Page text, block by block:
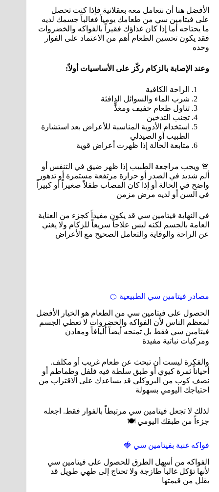
الأفضل هنا أن نتعامل معه بعقلانية فإذا كنت تحصل
على فيتامين سي من طعامك يومياً فغالباً جسمك لديه
ما يحتاجه أما إذا كان غذاؤك فقيراً بالفواكه والخضروات
فقد يكون تحسين الطعام أهم من الاعتماد على الفوار
وحده
وعند الإصابة بالزكام ركّز على الأساسيات أولاً:
الراحة الكافية
شرب الماء والسوائل الدافئة
تناول طعام خفيف ومغذٍّ
تجنب التدخين
استخدام الأدوية المناسبة للأعراض بعد استشارة
الطبيب أو الصيدلي
متابعة الحالة إذا ظهرت أعراض قوية
🚨 ويجب مراجعة الطبيب إذا ظهر ضيق في التنفس أو
ألم شديد في الصدر أو حرارة مرتفعة مستمرة أو تدهور
واضح في الحالة أو إذا كان المصاب طفلاً صغيراً أو كبيراً
في السن أو لديه مرض مزمن
في النهاية فيتامين سي قد يكون مفيداً كجزء من العناية
العامة بالجسم لكنه ليس علاجاً سريعاً للزكام ولا يغني
عن الراحة والوقاية والتعامل الصحيح مع الأعراض
مصادر فيتامين سي الطبيعية 🍊
الحصول على فيتامين سي من الطعام هو الخيار الأفضل
لمعظم الناس لأن الفواكه والخضروات لا تعطي الجسم
فيتامين سي فقط بل تمنحه أيضاً أليافاً ومعادن
ومركبات نباتية مفيدة
والفكرة ليست أن تبحث عن طعام غريب أو مكلف.
أحياناً ثمرة كيوي أو طبق سلطة فيه فلفل وطماطم أو
نصف كوب من البروكلي قد يساعدك على الاقتراب من
احتياجك اليومي بسهولة
لذلك لا تجعل فيتامين سي مرتبطاً بالفوار فقط. اجعله
جزءاً من طبقك اليومي 🍽️
فواكه غنية بفيتامين سي 🍓
الفواكه من أسهل الطرق للحصول على فيتامين سي
لأنها تؤكل غالباً طازجة ولا تحتاج إلى طهي طويل قد
يقلل من قيمتها